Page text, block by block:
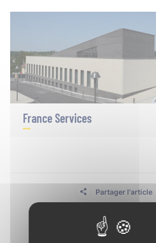
France Services
Partager l'article